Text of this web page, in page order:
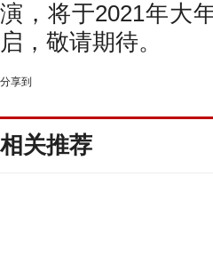
演，将于2021年大
启，敬请期待。
分享到
相关推荐